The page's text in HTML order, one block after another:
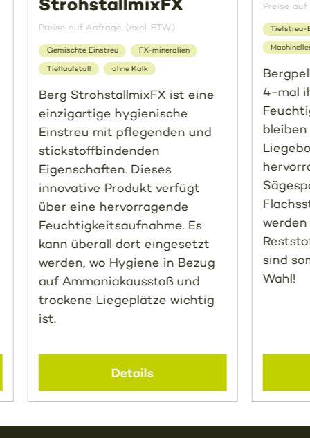
Preise auf Anfrage. (excl. BTW.)
Gemischte Einstreu FX-mineralien
Tieflaufstall ohne Kalk
Berg StrohstallmixFX ist eine
einzigartige hygienische
Einstreu mit pflegenden und
stickstoffbindenden
Eigenschaften. Dieses
innovative Produkt verfügt
über eine hervorragende
Feuchtigkeitsaufnahme. Es
kann überall dort eingesetzt
werden, wo Hygiene in Bezug
auf Ammoniakausstoß und
trockene Liegeplätze wichtig
ist.
Details
Preise auf
Tiefstreu-
4-mal
sind
Wahl!